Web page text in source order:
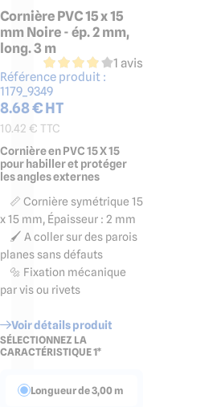
Cornière PVC 15 x 15
mm Noire - ép. 2 mm,
long. 3 m
1 avis
Référence produit :
1179_9349
8.68€ HT
10.42 € TTC
Cornière en PVC 15 X 15
pour habiller et protéger
les angles externes
📏 Cornière symétrique 15
x 15 mm, Épaisseur : 2 mm
🖌️ A coller sur des parois
planes sans défauts
🔩 Fixation mécanique
par vis ou rivets
Voir détails produit
SÉLECTIONNEZ LA
CARACTÉRISTIQUE 1*
Longueur de 3,00 m